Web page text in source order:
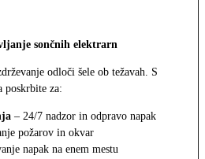
sončnih elektrarn
odloči šele ob težavah. S
poskrbite za:
– 24/7 nadzor in odpravo napak
požarov in okvar
napak na enem mestu